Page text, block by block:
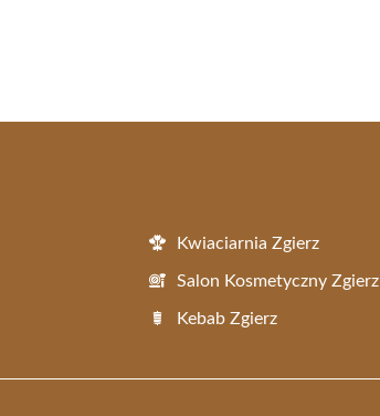
Kwiaciarnia Zgierz
Salon Kosmetyczny Zgierz
Kebab Zgierz